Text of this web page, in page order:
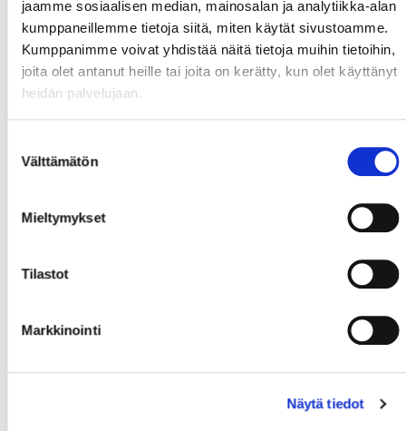
jaamme sosiaalisen median, mainosalan ja analytiikka-alan
kumppaneillemme tietoja siitä, miten käytät sivustoamme.
Kumppanimme voivat yhdistää näitä tietoja muihin tietoihin,
joita olet antanut heille tai joita on kerätty, kun olet käyttänyt
heidän palvelujaan.
valinta
Välttämätön
Mieltymykset
Tilastot
Markkinointi
Näytä tiedot